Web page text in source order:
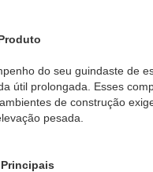
do seu guindaste de
útil prolongada. Esses
de construção
pesada.